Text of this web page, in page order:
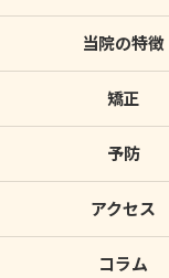
当院の特徴
矯正
予防
アクセス
コラム